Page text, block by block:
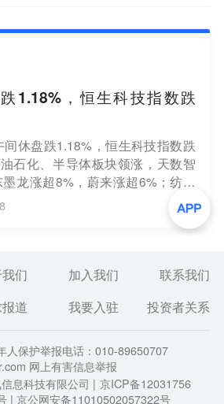
1.18%，恒生科技指数跌
休盘跌1.18%，恒生科技指数跌
石化、半导体板块领涨，天数智
龙涨超8%，蔚来涨超6%；纺织
费者服务板块跌幅居前，今海医
笔跌超5%，新秀丽跌超4%；南向
们 加入我们
联系我们
道 我要入驻 投资者关系
人保护举报电话：010-89650707
网上有害信息举报
息科技有限公司 | 京ICP备12031756
| 京公网安备11010502057322号